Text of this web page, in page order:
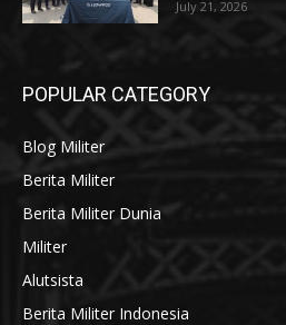
July 21, 2026
POPULAR CATEGORY
Blog Militer
Berita Militer
Berita Militer Dunia
Militer
Alutsista
Berita Militer Indonesia